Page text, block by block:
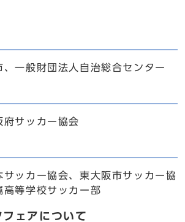
、一般財団法人自治総合センター
府サッカー協会
サッカー協会、東大阪市サッカー協
高等学校サッカー部
ェアについて